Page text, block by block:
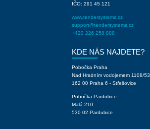
IČO: 291 45 121
www.tendersystems.cz
support@tendersystems.cz
+420 226 258 888
KDE NÁS NAJDETE?
Pobočka Praha
Nad Hradním vodojemem 1108/53
162 00 Praha 6 - Střešovice
Pobočka Pardubice
Malá 210
530 02 Pardubice